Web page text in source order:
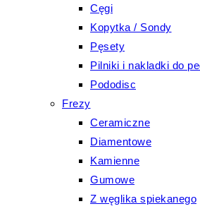
Cęgi
Kopytka / Sondy
Pęsety
Pilniki i nakladki do
Pododisc
Frezy
Ceramiczne
Diamentowe
Kamienne
Gumowe
Z węglika spiekanego